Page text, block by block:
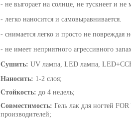
- не выгорает на солнце, не тускнеет и не
- легко наносится и самовыравнивается.
- снимается легко и просто не повреждая
- не имеет неприятного агрессивного
Сушить: UV лампа, LED лампа,
Наносить: 1-2 слоя;
Стойкость: до 4 недель;
Совместимость: Гель лак для ногтей
производителей;